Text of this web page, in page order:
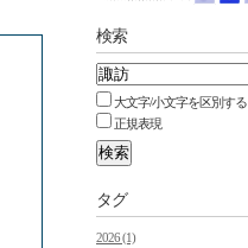
検索
大文字/小文字を区別する
正規表現
タグ
2026 (1)